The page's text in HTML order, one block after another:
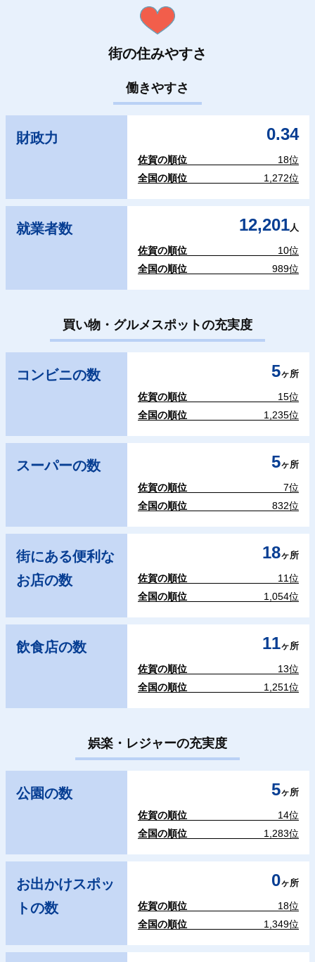
街の住みやすさ
働きやすさ
財政力 0.34
佐賀の順位
18位
全国の順位
1,272位
就業者数 12,201人
佐賀の順位
10位
全国の順位
989位
買い物・グルメスポットの充実度
コンビニの数 5ヶ所
佐賀の順位
15位
全国の順位
1,235位
スーパーの数 5ヶ所
佐賀の順位
7位
全国の順位
832位
街にある便利な
お店の数
18ヶ所
佐賀の順位
11位
全国の順位
1,054位
飲食店の数 11ヶ所
佐賀の順位
13位
全国の順位
1,251位
娯楽・レジャーの充実度
公園の数 5ヶ所
佐賀の順位
14位
全国の順位
1,283位
お出かけスポッ
トの数
0ヶ所
佐賀の順位
18位
全国の順位
1,349位